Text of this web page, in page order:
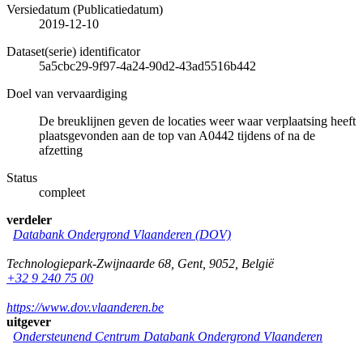
Versiedatum (Publicatiedatum)
2019-12-10
Dataset(serie) identificator
5a5cbc29-9f97-4a24-90d2-43ad5516b442
Doel van vervaardiging
De breuklijnen geven de locaties weer waar verplaatsing heeft
plaatsgevonden aan de top van A0442 tijdens of na de
afzetting
Status
compleet
verdeler
Databank Ondergrond Vlaanderen (DOV)
Technologiepark-Zwijnaarde 68 Gent, 9052 België
+32 9 240 75 00
https://www.dov.vlaanderen.be
uitgever
Ondersteunend Centrum Databank Ondergrond Vlaanderen